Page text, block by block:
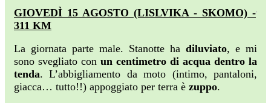
GIOVEDÌ 15 AGOSTO (LISLVIKA - SKOMO) -
311 KM
La giornata parte male. Stanotte ha diluviato, e mi
sono svegliato con un centimetro di acqua dentro la
tenda. L’abbigliamento da moto (intimo, pantaloni,
giacca… tutto!!) appoggiato per terra è zuppo.